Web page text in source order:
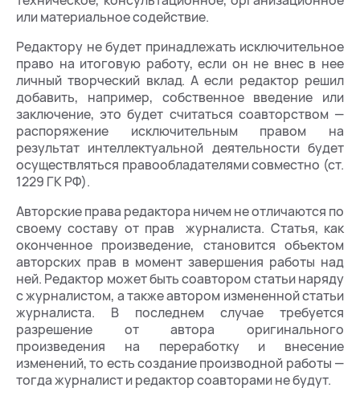
или материальное содействие.
Редактору не будет принадлежать исключительное
право на итоговую работу, если он не внес в нее
личный творческий вклад. А если редактор решил
добавить, например, собственное введение или
заключение, это будет считаться соавторством —
распоряжение исключительным правом на
результат интеллектуальной деятельности будет
осуществляться правообладателями совместно (ст.
1229 ГК РФ).
Авторские права редактора ничем не отличаются по
своему составу от прав журналиста. Статья, как
оконченное произведение, становится объектом
авторских прав в момент завершения работы над
ней. Редактор может быть соавтором статьи наряду
с журналистом, а также автором измененной статьи
журналиста. В последнем случае требуется
разрешение от автора оригинального
произведения на переработку и внесение
изменений, то есть создание производной работы —
тогда журналист и редактор соавторами не будут.